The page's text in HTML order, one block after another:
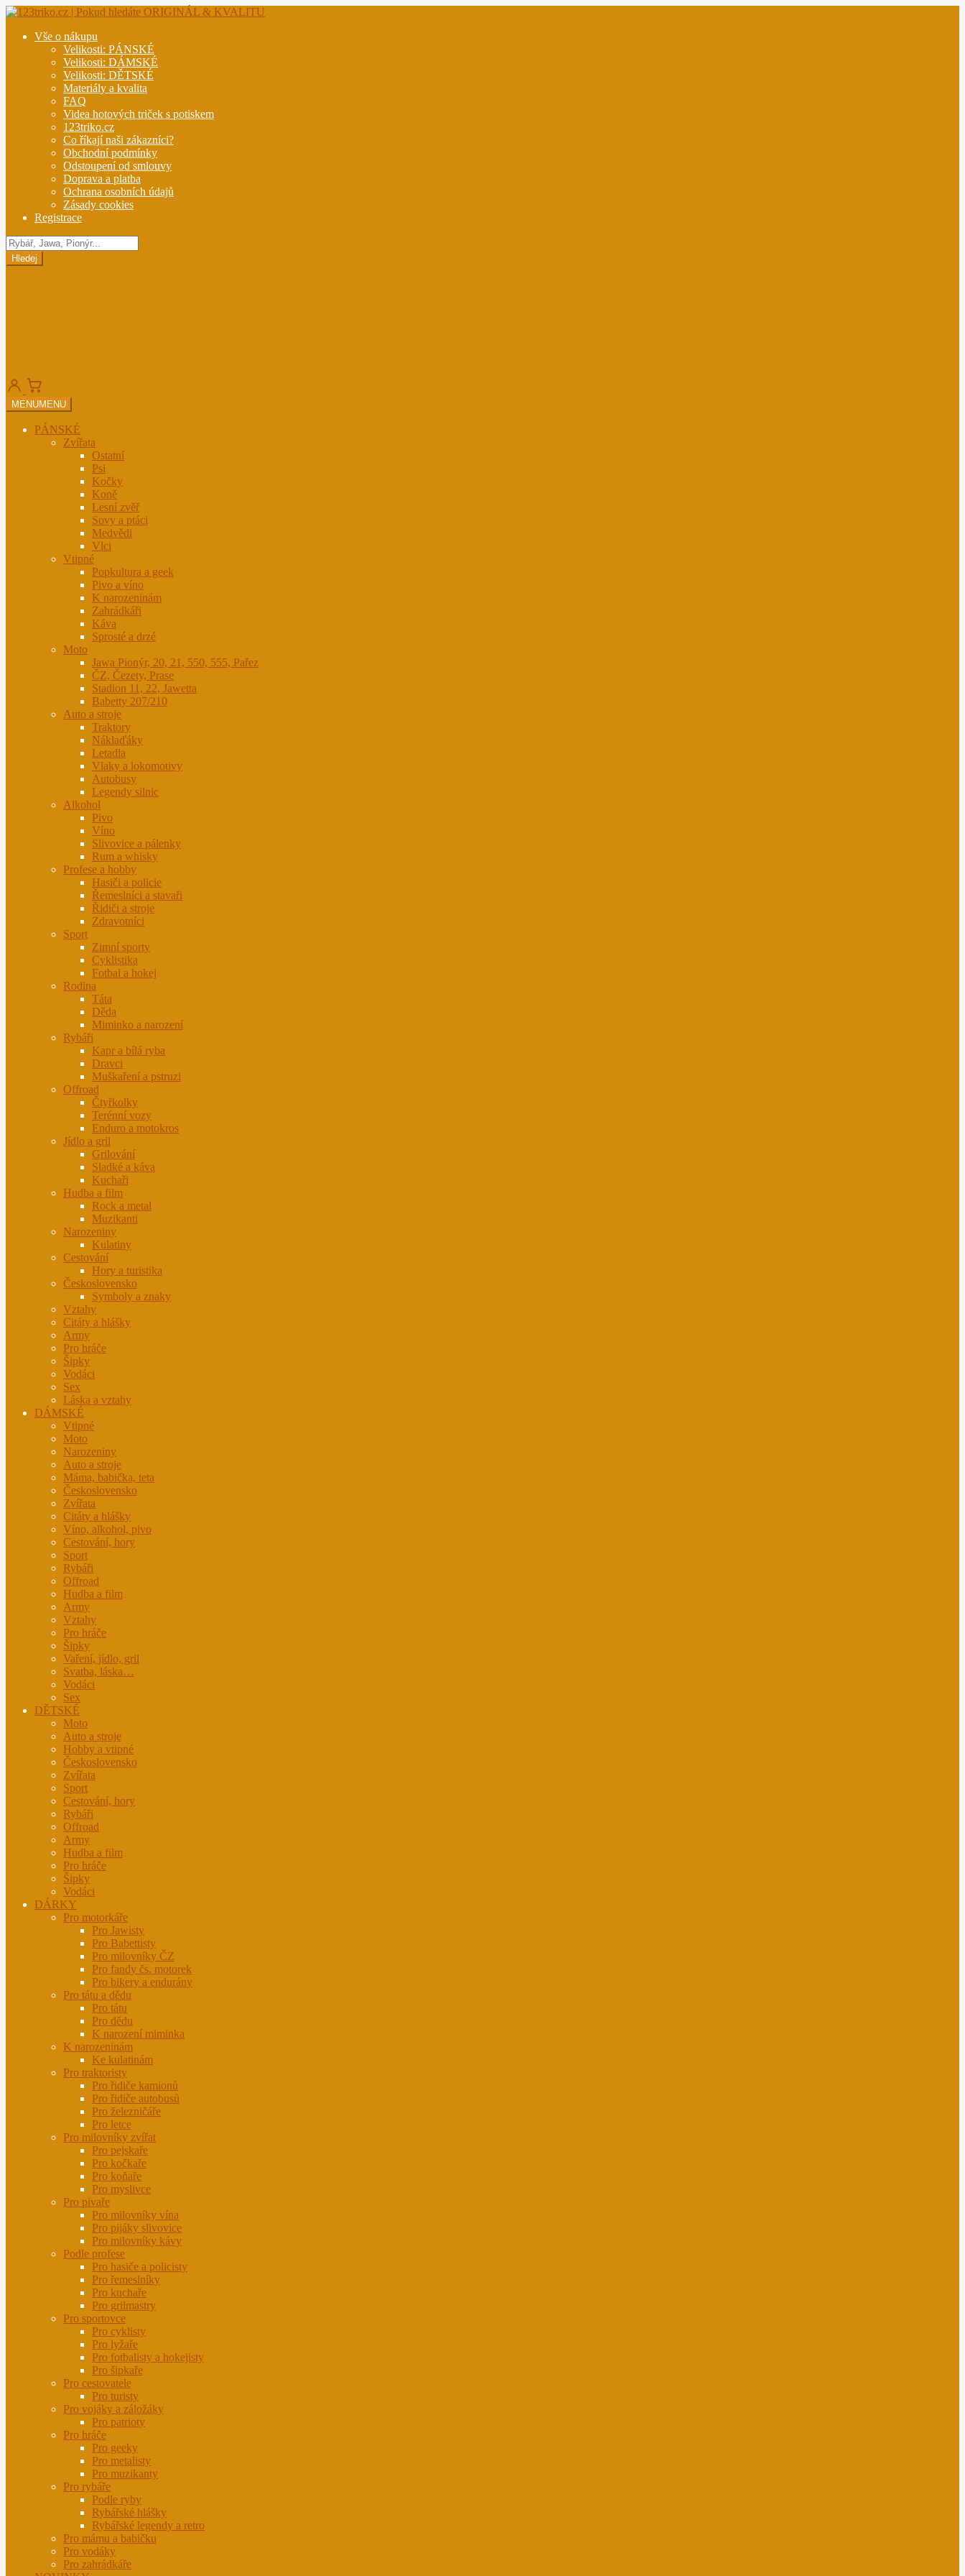
Přeskočit
navigaci
Přejít
obsahuVše o nákupu
Velikosti: PÁNSKÉ
Velikosti: DÁMSKÉ
Velikosti: DĚTSKÉ
Materiály a kvalita
FAQ
Videa hotových triček s potiskem
123triko.cz
Co říkají naši zákazníci?
Obchodní podmínky
Odstoupení od smlouvy
Doprava a platba
Ochrana osobních údajů
Zásady cookies
Registrace
Hledat
produkty
Hledej
MENUMENU
PÁNSKÉ
Zvířata
Ostatní
Psi
Kočky
Koně
Lesní zvěř
Sovy a ptáci
Medvědi
Vlci
Vtipné
Popkultura a geek
Pivo a víno
K narozeninám
Zahrádkáři
Káva
Sprosté a drzé
Moto
Jawa Pionýr, 20, 21, 550, 555, Pařez
ČZ, Čezety, Prase
Stadion 11, 22, Jawetta
Babetty 207/210
Auto a stroje
Traktory
Náklaďáky
Letadla
Vlaky a lokomotivy
Autobusy
Legendy silnic
Alkohol
Pivo
Víno
Slivovice a pálenky
Rum a whisky
Profese a hobby
Hasiči a policie
Řemeslníci a stavaři
Řidiči a stroje
Zdravotníci
Sport
Zimní sporty
Cyklistika
Fotbal a hokej
Rodina
Táta
Děda
Miminko a narození
Rybáři
Kapr a bílá ryba
Dravci
Muškaření a pstruzi
Offroad
Čtyřkolky
Terénní vozy
Enduro a motokros
Jídlo a gril
Grilování
Sladké a káva
Kuchaři
Hudba a film
Rock a metal
Muzikanti
Narozeniny
Kulatiny
Cestování
Hory a turistika
Československo
Symboly a znaky
Vztahy
Citáty a hlášky
Army
Pro hráče
Šipky
Vodáci
Sex
Láska a vztahy
DÁMSKÉ
Vtipné
Moto
Narozeniny
Auto a stroje
Máma, babička, teta
Československo
Zvířata
Citáty a hlášky
Víno, alkohol, pivo
Cestování, hory
Sport
Rybáři
Offroad
Hudba a film
Army
Vztahy
Pro hráče
Šipky
Vaření, jídlo, gril
Svatba, láska…
Vodáci
Sex
DĚTSKÉ
Moto
Auto a stroje
Hobby a vtipné
Československo
Zvířata
Sport
Cestování, hory
Rybáři
Offroad
Army
Hudba a film
Pro hráče
Šipky
Vodáci
DÁRKY
Pro motorkáře
Pro Jawisty
Pro Babettisty
Pro milovníky ČZ
Pro fandy čs. motorek
Pro bikery a endurány
Pro tátu a dědu
Pro tátu
Pro dědu
K narození miminka
K narozeninám
Ke kulatinám
Pro traktoristy
Pro řidiče kamionů
Pro řidiče autobusů
Pro železničáře
Pro letce
Pro milovníky zvířat
Pro pejskaře
Pro kočkaře
Pro koňaře
Pro myslivce
Pro pivaře
Pro milovníky vína
Pro pijáky slivovice
Pro milovníky kávy
Podle profese
Pro hasiče a policisty
Pro řemeslníky
Pro kuchaře
Pro grilmastry
Pro sportovce
Pro cyklisty
Pro lyžaře
Pro fotbalisty a hokejisty
Pro šipkaře
Pro cestovatele
Pro turisty
Pro vojáky a záložáky
Pro patrioty
Pro hráče
Pro geeky
Pro metalisty
Pro muzikanty
Pro rybáře
Podle ryby
Rybářské hlášky
Rybářské legendy a retro
Pro mámu a babičku
Pro vodáky
Pro zahrádkáře